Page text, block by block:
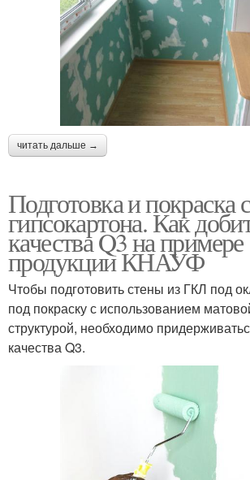
читать дальше →
Подготовка и покраска
гипсокартона. Как
качества Q3 на примере
продукции КНАУФ
Чтобы подготовить стены из ГКЛ под
под покраску с использованием
структурой, необходимо
качества Q3.